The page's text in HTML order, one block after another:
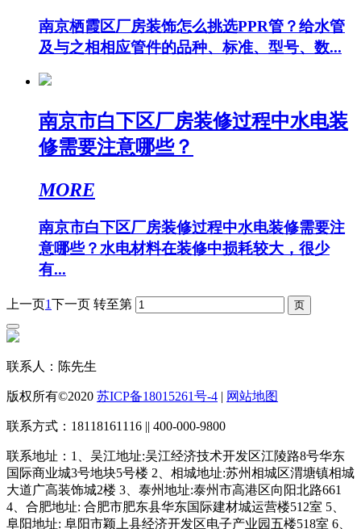
南京栖霞区厂房装饰怎么挑选PPR管？给水管
及与之相相应管件的品种、标准、型号、数...
南京市白下区厂房装修过程中水电装
修需要注意哪些？
MORE
南京市白下区厂房装修过程中水电装修需要注
意哪些？水电材料在装修中损耗较大，很少
有...
上一页1下一页 转至第
联系人：陈先生
版权所有©2020 苏ICP备18015261号-4 | 网站地图
联系方式：18118161116 || 400-000-9800
联系地址：1、吴江地址:吴江经济技术开发区江陵路8号华东
国际商业城3号地块5号楼 2、相城地址:苏州相城区渭塘镇相城
大道广高装饰城2楼 3、泰州地址:泰州市高港区向阳北路661
4、合肥地址: 合肥市肥东县华东国际建材城运营楼512室 5、
阜阳地址: 阜阳市颖上县经济开发区电子产业园五楼518室 6、